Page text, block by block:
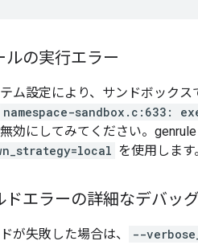
ルの実行エラー
ム設定により、サンドボック
namespace-
効にしてみてください。
を使用します
ドエラーの詳細なデバッグ
が失敗した場合は、 --